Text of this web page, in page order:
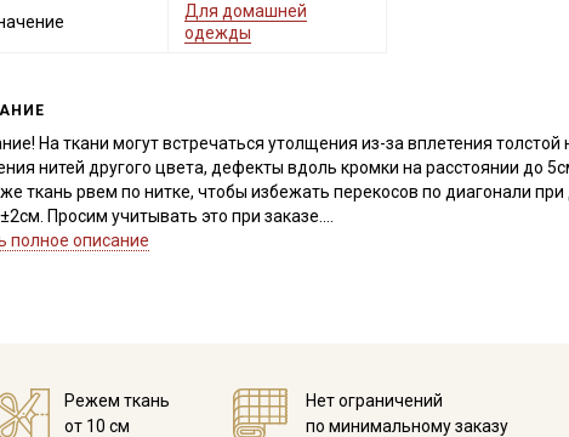
Для домашней
одежды
На ткани могут встречаться утолщения из-за вплетения
нитей другого цвета, дефекты вдоль кромки на расстоянии до
ткань рвем по нитке, чтобы избежать перекосов по диагонали
Просим учитывать это при заказе.
до 3% перед пошивом постирайте отрез при температуре
полное описание
Режем ткань
от 10 см
Нет ограничений
по минимальному заказу